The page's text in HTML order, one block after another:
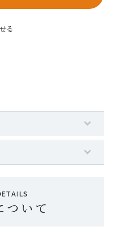
る
ついて